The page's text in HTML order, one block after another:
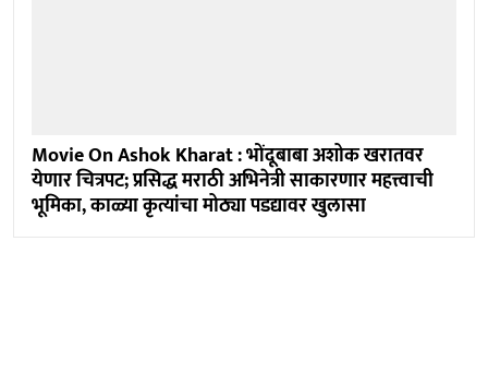
Movie On Ashok Kharat : भोंदूबाबा अशोक खरातवर
येणार चित्रपट; प्रसिद्ध मराठी अभिनेत्री साकारणार महत्त्वाची
भूमिका, काळ्या कृत्यांचा मोठ्या पडद्यावर खुलासा